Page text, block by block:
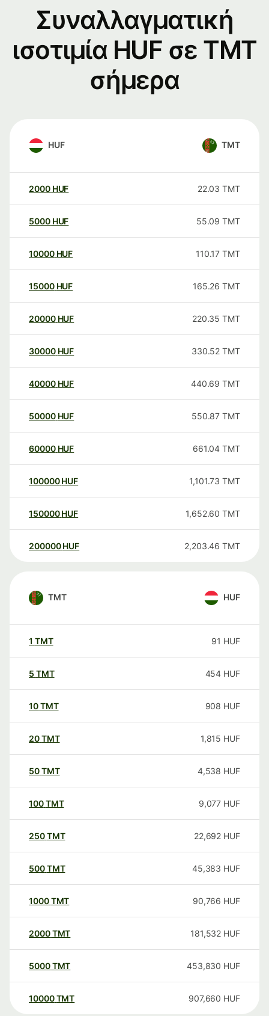
Συναλλαγματική
ισοτιμία HUF σε TMT
σήμερα
HUF TMT
2000 HUF 22.03 TMT
5000 HUF 55.09 TMT
10000 HUF 110.17 TMT
15000 HUF 165.26 TMT
20000 HUF 220.35 TMT
30000 HUF 330.52 TMT
40000 HUF 440.69 TMT
50000 HUF 550.87 TMT
60000 HUF 661.04 TMT
100000 HUF 1,101.73 TMT
150000 HUF 1,652.60 TMT
200000 HUF 2,203.46 TMT
TMT HUF
1 TMT 91 HUF
5 TMT 454 HUF
10TMT 908 HUF
20TMT 1,815 HUF
50TMT 4,538 HUF
100TMT 9,077 HUF
250TMT 22,692 HUF
500TMT 45,383 HUF
1000TMT 90,766 HUF
2000TMT 181,532 HUF
5000TMT 453,830 HUF
10000 TMT 907,660 HUF